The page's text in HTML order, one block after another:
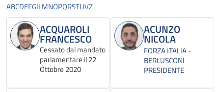
ABCDEFGILMNOPQRSTUVZ
ACQUAROLI
FRANCESCO
Cessato dal mandato
parlamentare il 22
Ottobre 2020
ACUNZO
NICOLA
FORZA ITALIA -
BERLUSCONI
PRESIDENTE